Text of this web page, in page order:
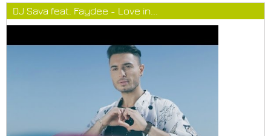
DJ Sava feat. Faydee - Love in...